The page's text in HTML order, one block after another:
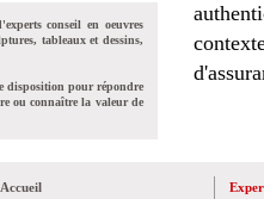
conseil en oeuvres
tableaux et dessins,
disposition pour répondre
ou connaître la valeur de
Accueil